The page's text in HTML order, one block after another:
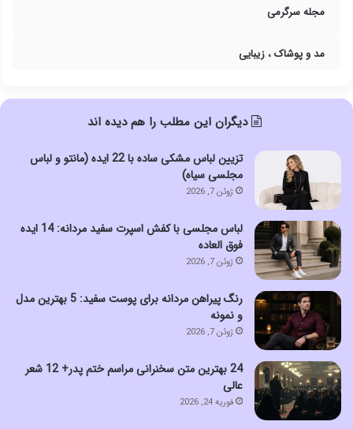
مجله سرگرمی
مد و پوشاک ، زیبایی
دیگران این مطلب را هم دیده اند
تزیین لباس مشکی ساده با 22 ایده (مانتو و لباس
مجلسی سیاه)
ژوئن 7, 2026
لباس مجلسی با کفش اسپرت سفید مردانه: 14 ایده
فوق العاده
ژوئن 7, 2026
رنگ پیراهن مردانه برای پوست سفید: 5 بهترین مدل
و نمونه
ژوئن 7, 2026
24 بهترین متن سخنرانی مراسم ختم پدر+ 12 شعر
عالی
فوریه 24, 2026